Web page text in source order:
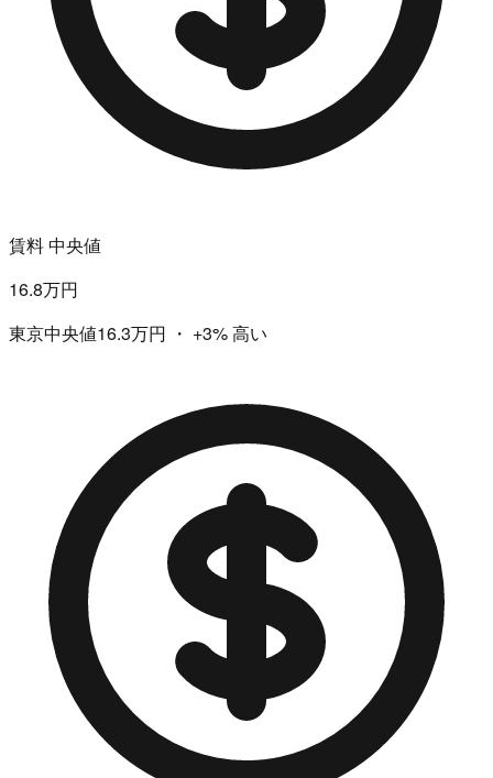
賃料 中央値
16.8万円
東京中央値16.3万円 ・ +3%高い